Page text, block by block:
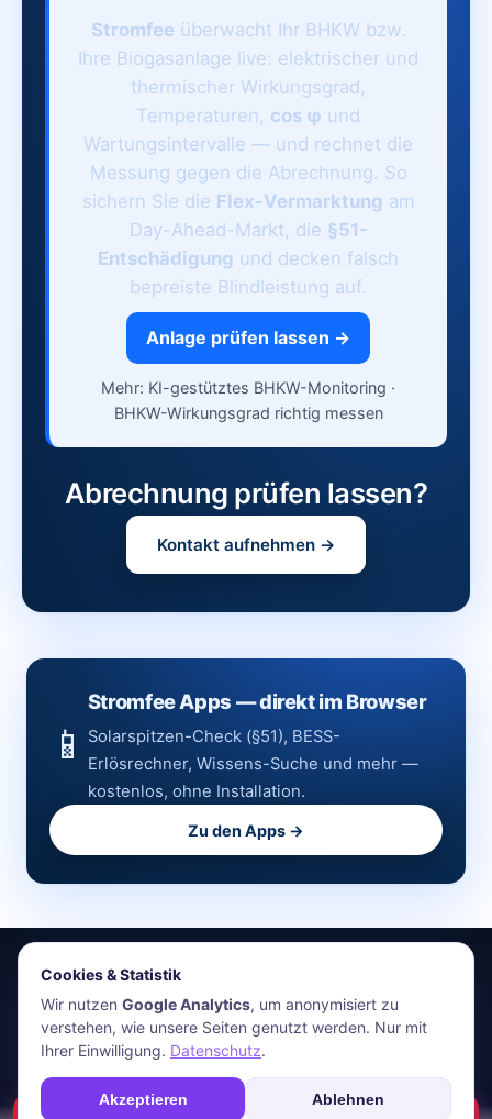
Stromfee überwacht Ihr BHKW bzw.
Ihre Biogasanlage live: elektrischer und
thermischer Wirkungsgrad,
Temperaturen, cos φ und
Wartungsintervalle — und rechnet die
Messung gegen die Abrechnung. So
sichern Sie die Flex-Vermarktung am
Day-Ahead-Markt, die §51-
Entschädigung und decken falsch
bepreiste Blindleistung auf.
Anlage prüfen lassen →
Mehr: KI-gestütztes BHKW-Monitoring ·
BHKW-Wirkungsgrad richtig messen
Abrechnung prüfen lassen?
Kontakt aufnehmen →
📱
Stromfee Apps — direkt im Browser
Solarspitzen-Check (§51), BESS-
Erlösrechner, Wissens-Suche und mehr —
kostenlos, ohne Installation.
Zu den Apps →
stromfee.me
HR Energiemanagement GmbH · Holger Roswandowicz
Bünde, Deutschland · 05223-4921030 · hr@stromfee.ai
Apps
Netzanalyse
Kontakt
Impressum
AGB
Cookies & Statistik
Wir nutzen Google Analytics, um anonymisiert zu
verstehen, wie unsere Seiten genutzt werden. Nur mit
Ihrer Einwilligung. Datenschutz.
Akzeptieren Ablehnen
☎